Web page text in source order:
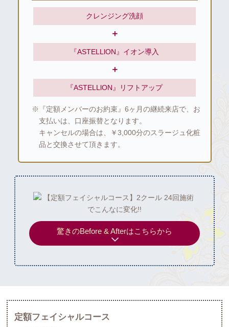
クレンジング洗顔
＋
『ASTELLlON』 イオン導入
＋
『ASTELLlON』 リフトアップ
※『定額メンバーのお約束』6ヶ月の継続来店で、お
支払いは、口座振替となります。
キャンセルの場合は、￥3,000分のスラージュ化粧
品と交換させて頂きます。
驚きのBefore & Afterはこちらから
定額フェイシャルコース